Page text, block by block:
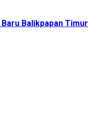
Balikpapan Timur